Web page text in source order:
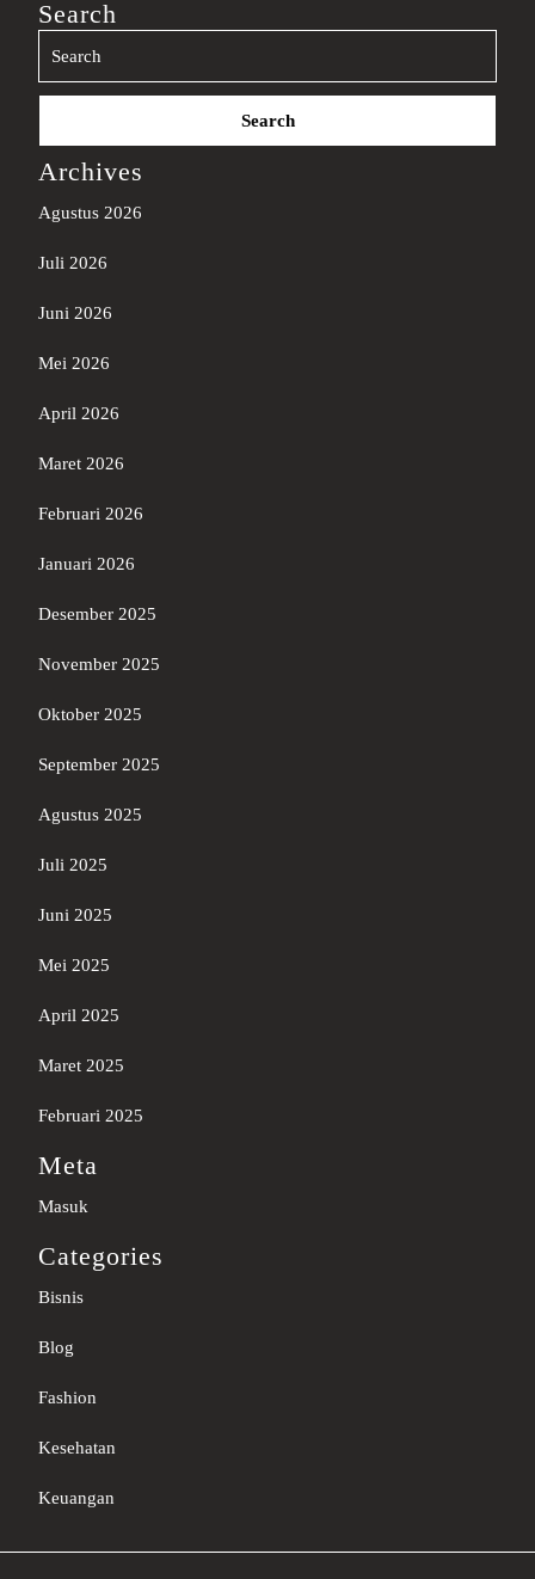
Search
Search
Archives
Agustus 2026
Juli 2026
Juni 2026
Mei 2026
April 2026
Maret 2026
Februari 2026
Januari 2026
Desember 2025
November 2025
Oktober 2025
September 2025
Agustus 2025
Juli 2025
Juni 2025
Mei 2025
April 2025
Maret 2025
Februari 2025
Meta
Masuk
Categories
Bisnis
Blog
Fashion
Kesehatan
Keuangan